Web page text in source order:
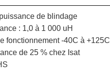
de blindage
: 1,0 à 1 000 uH
fonctionnement -40C à +125C
de 25 % chez Isat